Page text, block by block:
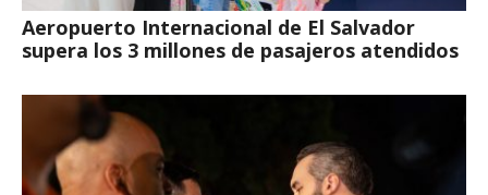
Aeropuerto Internacional de El Salvador
supera los 3 millones de pasajeros atendidos